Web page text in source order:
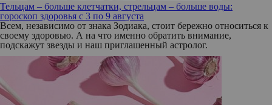
Тельцам – больше клетчатки, стрельцам – больше воды:
гороскоп здоровья с 3 по 9 августа
Всем, независимо от знака Зодиака, стоит бережно относиться к
своему здоровью. А на что именно обратить внимание,
подскажут звезды и наш приглашенный астролог.